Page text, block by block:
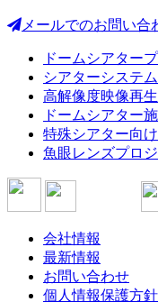
メールでのお問い合
ドームシアター
シアターシステ
高解像度映像再
ドームシアター
特殊シアター向
魚眼レンズプロ
会社情報
最新情報
お問い合わせ
個人情報保護方針